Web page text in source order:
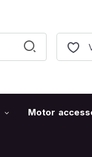
Motor